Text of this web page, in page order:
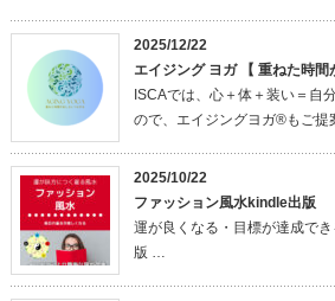
2025/12/22
エイジング ヨガ 【 重ねた時間
ISCAでは、心＋体＋装い＝自
ので、エイジングヨガ®もご
2025/10/22
ファッション風水kindle出版
運が良くなる・目標が達成で
版 …